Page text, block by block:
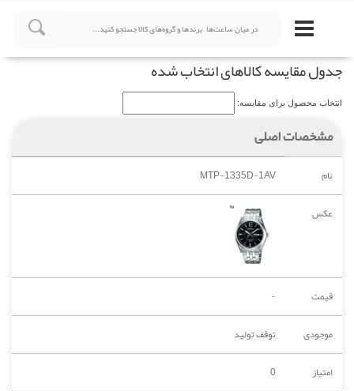
جدول مقایسه کالاهای انتخاب شده
انتخاب محصول برای مقایسه:
مشخصات اصلی
نام
MTP-1335D-1AV
عکس
قیمت
-
موجودی
توقف تولید
امتیاز
0